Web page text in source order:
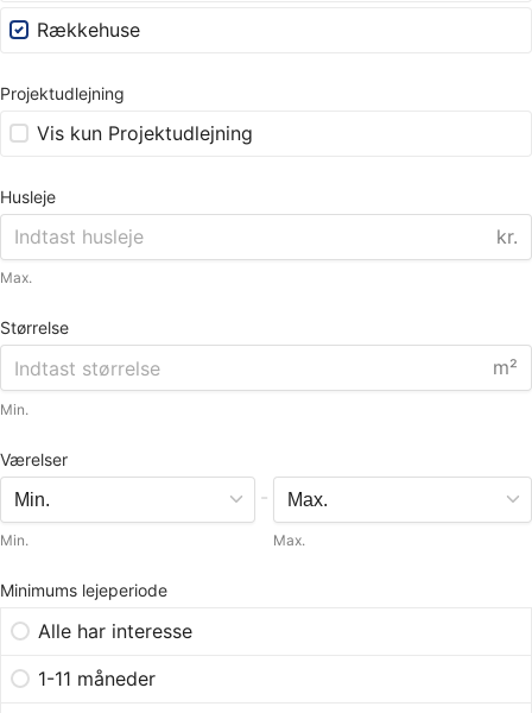
Rækkehuse
Projektudlejning
Vis kun Projektudlejning
Husleje
kr.
Max.
Størrelse
m²
Min.
Værelser
Min.
-
Max.
Minimums lejeperiode
Alle har interesse
1-11 måneder